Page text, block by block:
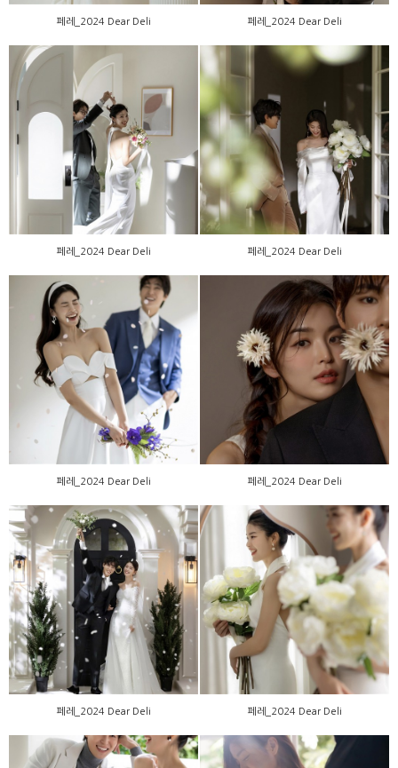
페레_2024 Dear Deli 페레_2024 Dear Deli
페레_2024 Dear Deli
페레_2024 Dear Deli
페레_2024 Dear Deli
페레_2024 Dear Deli
페레_2024 Dear Deli
페레_2024 Dear Deli
페레_2024 Dear Deli
페레_2024 Dear Deli
페레_2024 Dear Deli
페레_2024 Dear Deli
페레_2024 Dear Deli
페레_2024 Dear Deli